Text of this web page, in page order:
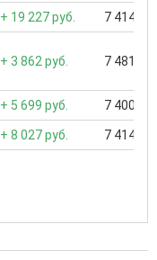
+ 19 227 руб. 7 414
+ 3 862 руб. 7 481
+ 5 699 руб. 7 400
+ 8 027 руб. 7 414